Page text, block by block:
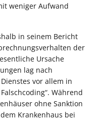
weniger Aufwand
in seinem Bericht
der
Ursache
lag nach
vor allem in
Während
ohne Sanktion
Krankenhaus bei